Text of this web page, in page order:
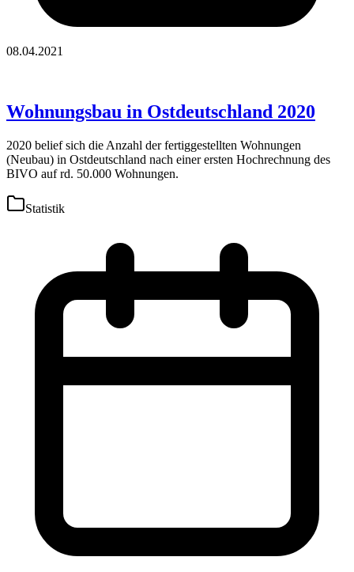
08.04.2021
Wohnungsbau in Ostdeutschland 2020
2020 belief sich die Anzahl der fertiggestellten Wohnungen
(Neubau) in Ostdeutschland nach einer ersten Hochrechnung des
BIVO auf rd. 50.000 Wohnungen.
Statistik